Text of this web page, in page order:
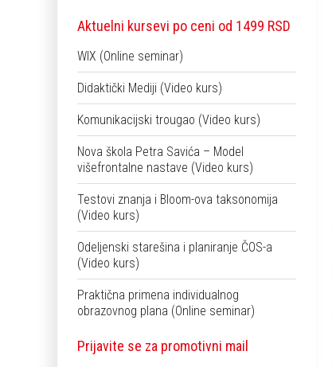
Aktuelni kursevi po ceni od 1499 RSD
WIX (Online seminar)
Didaktički Mediji (Video kurs)
Komunikacijski trougao (Video kurs)
Nova škola Petra Savića – Model
višefrontalne nastave (Video kurs)
Testovi znanja i Bloom-ova taksonomija
(Video kurs)
Odeljenski starešina i planiranje ČOS-a
(Video kurs)
Praktična primena individualnog
obrazovnog plana (Online seminar)
Prijavite se za promotivni mail